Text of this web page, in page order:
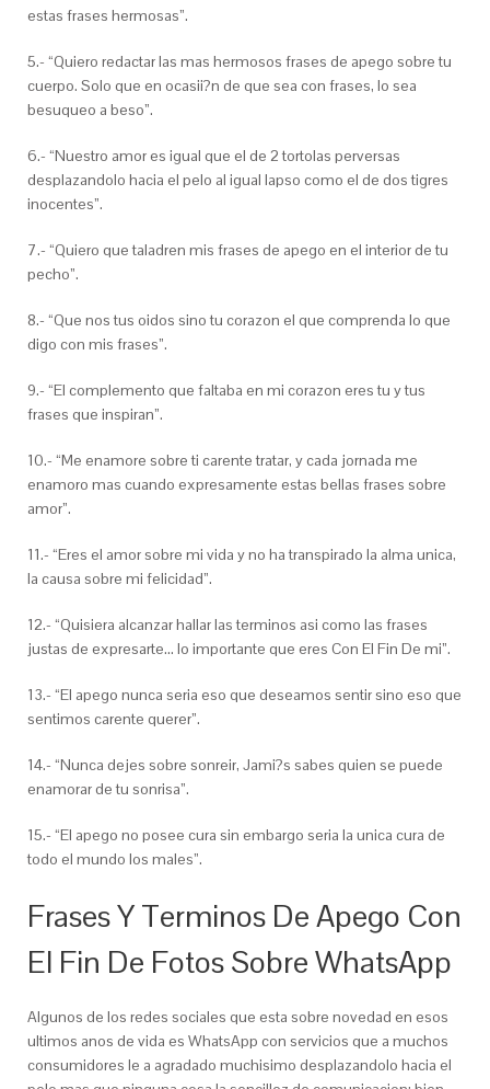
estas frases hermosas”.
5.- “Quiero redactar las mas hermosos frases de apego sobre tu
cuerpo. Solo que en ocasii?n de que sea con frases, lo sea
besuqueo a beso”.
6.- “Nuestro amor es igual que el de 2 tortolas perversas
desplazandolo hacia el pelo al igual lapso como el de dos tigres
inocentes”.
7.- “Quiero que taladren mis frases de apego en el interior de tu
pecho”.
8.- “Que nos tus oidos sino tu corazon el que comprenda lo que
digo con mis frases”.
9.- “El complemento que faltaba en mi corazon eres tu y tus
frases que inspiran”.
10.- “Me enamore sobre ti carente tratar, y cada jornada me
enamoro mas cuando expresamente estas bellas frases sobre
amor”.
11.- “Eres el amor sobre mi vida y no ha transpirado la alma unica,
la causa sobre mi felicidad”.
12.- “Quisiera alcanzar hallar las terminos asi­ como las frases
justas de expresarte… lo importante que eres Con El Fin De mi”.
13.- “El apego nunca seri­a eso que deseamos sentir sino eso que
sentimos carente querer”.
14.- “Nunca dejes sobre sonreir, Jami?s sabes quien se puede
enamorar de tu sonrisa”.
15.- “El apego no posee cura sin embargo seri­a la unica cura de
todo el mundo los males”.
Frases Y Terminos De Apego Con
El Fin De Fotos Sobre WhatsApp
Algunos de los redes sociales que esta sobre novedad en esos
ultimos anos de vida es WhatsApp con servicios que a muchos
consumidores le a agradado muchisimo desplazandolo hacia el